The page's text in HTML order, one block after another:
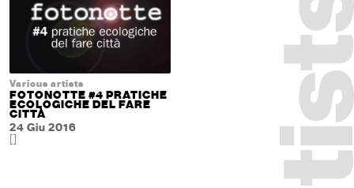
Various artists
FOTONOTTE #4 PRATICHE
ECOLOGICHE DEL FARE
CITTÀ
24 Giu 2016
[]